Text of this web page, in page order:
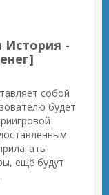
История -
собой
будет
ещё будут